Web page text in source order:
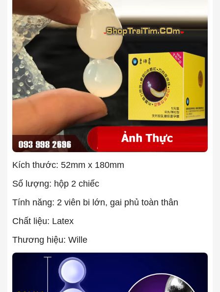
Kích thước: 52mm x 180mm
Số lượng: hộp 2 chiếc
Tính năng: 2 viên bi lớn, gai phủ toàn thân
Chất liệu: Latex
Thương hiệu: Wille